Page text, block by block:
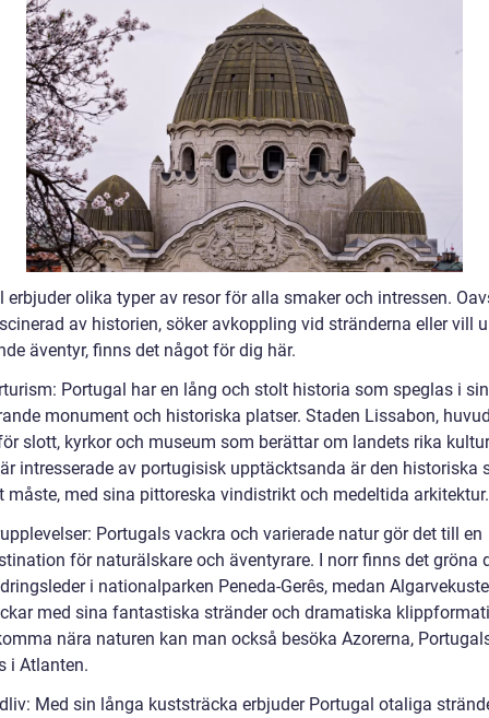
erbjuder olika typer av resor för alla smaker och intressen.
av historien, söker avkoppling vid stränderna eller vill
äventyr, finns det något för dig här.
Portugal har en lång och stolt historia som speglas i
monument och historiska platser. Staden Lissabon,
slott, kyrkor och museum som berättar om landets rika
intresserade av portugisisk upptäcktsanda är den historiska
måste, med sina pittoreska vindistrikt och medeltida arkitektur.
Portugals vackra och varierade natur gör det till en
för naturälskare och äventyrare. I norr finns det gröna
i nationalparken Peneda-Gerês, medan
med sina fantastiska stränder och dramatiska
nära naturen kan man också besöka Azorerna,
i Atlanten.
Med sin långa kuststräcka erbjuder Portugal otaliga